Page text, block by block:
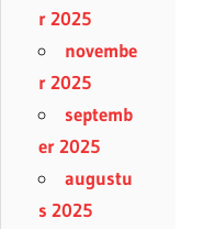
r 2025
novembe
r 2025
septemb
er 2025
augustu
s 2025